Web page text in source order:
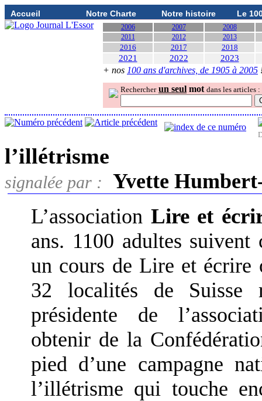
Accueil Notre Charte Notre histoire Le
2006 2007
2008
2011
2012 2013
2016 2017 2018
2021 2022 2023
+ nos 100 ans d'archives, de 1905 à 2005
Rechercher un seul mot dans les articles :
l’illétrisme
signalée par :
Yvette
L’association Lire et
ans. 1100 adultes suivent
un cours de Lire et écrire
32 localités de Suisse
présidente de
obtenir de la
pied d’une campagne
l’illétrisme qui touche